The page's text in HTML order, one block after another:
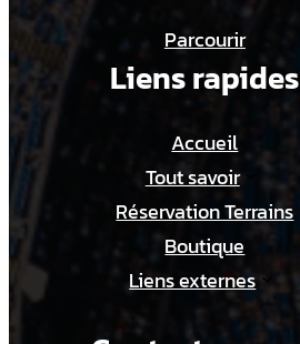
Parcourir
Liens rapides
Accueil
Tout savoir
Réservation Terrains
Boutique
Liens externes